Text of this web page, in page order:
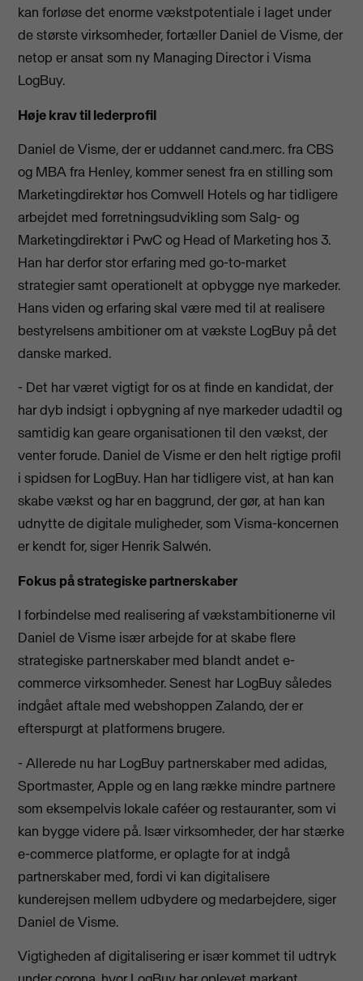
kan forløse det enorme vækstpotentiale i laget under
de største virksomheder, fortæller Daniel de Visme, der
netop er ansat som ny Managing Director i Visma
LogBuy.
Høje krav til lederprofil
Daniel de Visme, der er uddannet cand.merc. fra CBS
og MBA fra Henley, kommer senest fra en stilling som
Marketingdirektør hos Comwell Hotels og har tidligere
arbejdet med forretningsudvikling som Salg- og
Marketingdirektør i PwC og Head of Marketing hos 3.
Han har derfor stor erfaring med go-to-market
strategier samt operationelt at opbygge nye markeder.
Hans viden og erfaring skal være med til at realisere
bestyrelsens ambitioner om at vækste LogBuy på det
danske marked.
- Det har været vigtigt for os at finde en kandidat, der
har dyb indsigt i opbygning af nye markeder udadtil og
samtidig kan geare organisationen til den vækst, der
venter forude. Daniel de Visme er den helt rigtige profil
i spidsen for LogBuy. Han har tidligere vist, at han kan
skabe vækst og har en baggrund, der gør, at han kan
udnytte de digitale muligheder, som Visma-koncernen
er kendt for, siger Henrik Salwén.
Fokus på strategiske partnerskaber
I forbindelse med realisering af vækstambitionerne vil
Daniel de Visme især arbejde for at skabe flere
strategiske partnerskaber med blandt andet e-
commerce virksomheder. Senest har LogBuy således
indgået aftale med webshoppen Zalando, der er
efterspurgt at platformens brugere.
- Allerede nu har LogBuy partnerskaber med adidas,
Sportmaster, Apple og en lang række mindre partnere
som eksempelvis lokale caféer og restauranter, som vi
kan bygge videre på. Især virksomheder, der har stærke
e-commerce platforme, er oplagte for at indgå
partnerskaber med, fordi vi kan digitalisere
kunderejsen mellem udbydere og medarbejdere, siger
Daniel de Visme.
Vigtigheden af digitalisering er især kommet til udtryk